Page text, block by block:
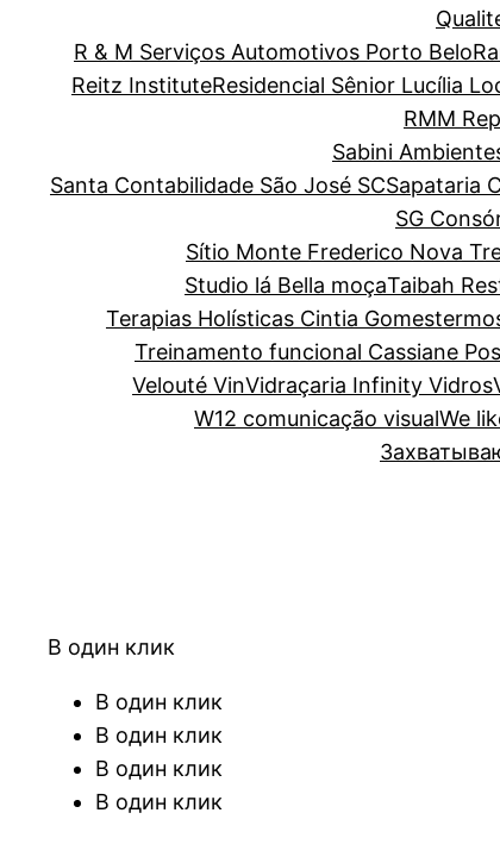
R & M Serviços Automotivos Porto Belo
Reitz InstituteResidencial Sênior Lucília
RMM
Sabini
Santa Contabilidade São José SCSapataria
SG
Sítio Monte Frederico Nova
Studio lá Bella moçaTaibah
Terapias Holísticas Cintia Gomes
Treinamento funcional Cassiane
Velouté VinVidraçaria Infinity Vidros
W12 comunicação visualWe
В один клик
В один клик
В один клик
В один клик
В один клик